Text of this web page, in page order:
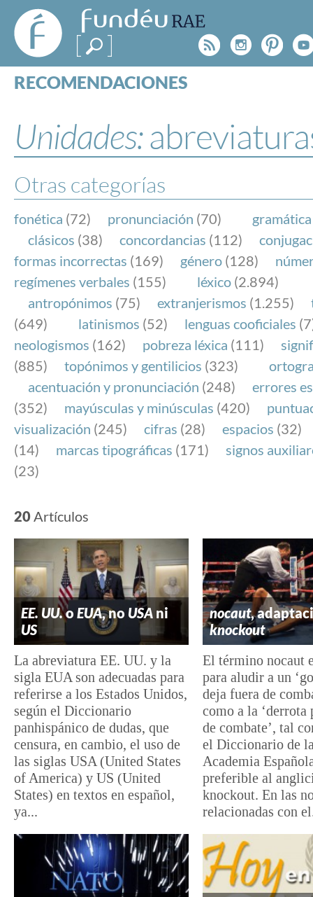
FundéuRAE
- Fundación
del Español
Urgente
Rss
RECOMENDACIONES
ESPECIALES
BLOG
NOTICIAS
SOBRE LA FUNDÉURAE
FundéuRAE es una fundación patrocinada por la
y la Real Academia Española, cuyo objetivo es
el buen uso del español en los medios de
Internet.
Unidades:
Otras categorías
fonética (72) pronunciación (70) gramática
clásicos (38) concordancias (112)
formas incorrectas (169) género (128)
regímenes verbales (155) léxico (2.894)
antropónimos (75) extranjerismos (1.255)
(649)
latinismos (52) lenguas cooficiales
neologismos (162) pobreza léxica (111)
(885)
topónimos y gentilicios (323)
acentuación y pronunciación (248)
errores
(352)
mayúsculas y minúsculas (420)
visualización (245) cifras (28) espacios (32)
(14)
marcas tipográficas (171)
signos
(23)
20Artículos
EE. UU.o EUA, no USA ni
US
La abreviatura EE. UU. y la
sigla EUA son adecuadas para
referirse a los Estados Unidos,
según el Diccionario
panhispánico de dudas, que
censura, en cambio, el uso de
las siglas USA (United States
of America) y US (United
States) en textos en español,
ya...
nocaut,
knockout
El término nocaut
para aludir a un
deja fuera de
como a la ‘derrota
de combate’, tal
el Diccionario de
Academia
preferible al
knockout. En las
relacionadas con